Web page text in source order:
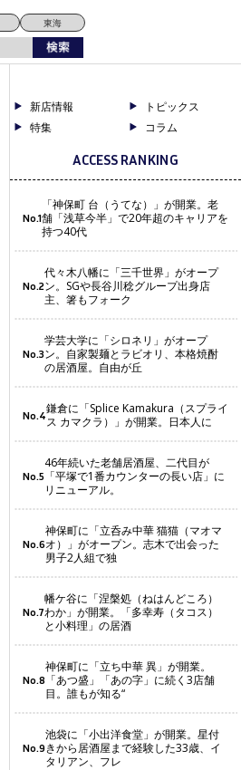
東海
新店情報
トピックス
特集
コラム
ACCESS RANKING
No.1
「神保町 台（うてな）」が開業。老
舗「浅草今半」で20年超のキャリアを
持つ40代
No.2
代々木八幡に「三千世界」がオープ
ン。SGや長谷川稔グループ出身店
主、箸もフォーク
No.3
学芸大学に「シロネリ」がオープ
ン。自家製麺とラビオリ、本格焼酎
の居酒屋。自由が丘
No.4鎌倉に「Splice Kamakura（スプライ
ス カマクラ）」が開業。日本人に
No.5
46年続いた老舗居酒屋、二代目が
「平塚で1番カウンターの長い店」に
リニューアル。
No.6
神保町に「立呑み中華 猫猫（マオマ
オ）」がオープン。志木で出会った
男子2人組で独
No.7
幡ケ谷に「涅槃処（ねはんどころ）
わか」が開業。「多幸寿（タコス）
と小料理」の居酒
No.8
神保町に「立ち中華 異」が開業。
「あつ盛」「あの字」に続く3店舗
目。誰もが知る“
No.9
池袋に「小出洋食堂」が開業。星付
きから居酒屋まで経験した33歳、イ
タリアン、フレ